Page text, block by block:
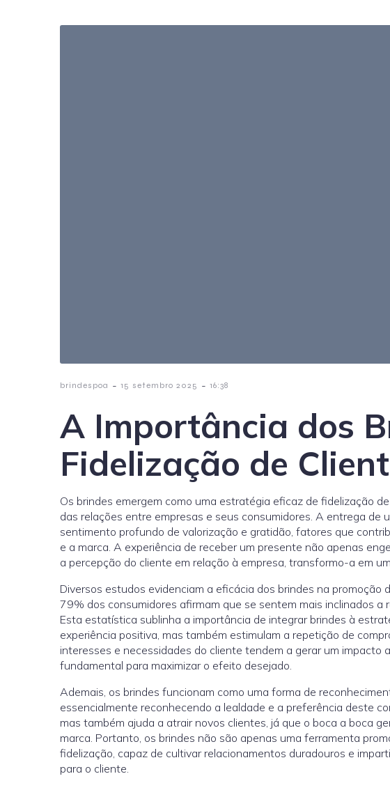
brindespoa - 15 setembro 2025 - 16:38
A Importância dos
Fidelização de
Os brindes emergem como uma estratégia eficaz de fidelização
das relações entre empresas e seus consumidores. A entrega de
sentimento profundo de valorização e gratidão, fatores que
e a marca. A experiência de receber um presente não apenas
a percepção do cliente em relação à empresa, transformo-a em
Diversos estudos evidenciam a eficácia dos brindes na promoção
79% dos consumidores afirmam que se sentem mais inclinados a
Esta estatística sublinha a importância de integrar brindes à
experiência positiva, mas também estimulam a repetição de
interesses e necessidades do cliente tendem a gerar um impacto
fundamental para maximizar o efeito desejado.
Ademais, os brindes funcionam como uma forma de
essencialmente reconhecendo a lealdade e a preferência deste
mas também ajuda a atrair novos clientes, já que o boca a boca
marca. Portanto, os brindes não são apenas uma ferramenta
fidelização, capaz de cultivar relacionamentos duradouros e
para o cliente.